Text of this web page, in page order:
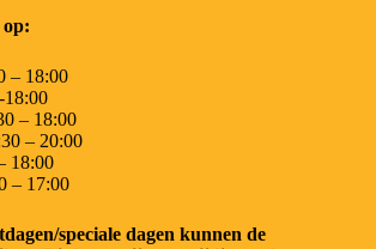
– 18:00
18:00
– 18:00
– 20:00
18:00
– 17:00
speciale dagen kunnen de